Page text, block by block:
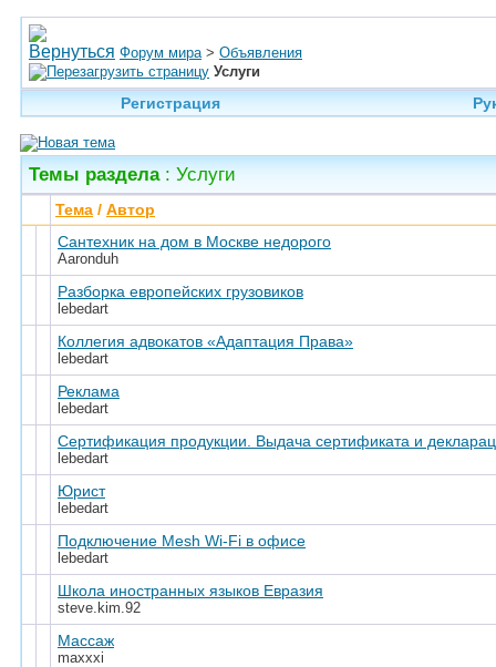
Форум мира > Объявления
Услуги
Регистрация
Темы раздела: Услуги
Тема / Автор
Сантехник на дом в Москве недорого
Aaronduh
Разборка европейских грузовиков
lebedart
Коллегия адвокатов «Адаптация Права»
lebedart
Реклама
lebedart
Сертификация продукции. Выдача сертификата и
lebedart
Юрист
lebedart
Подключение Mesh Wi-Fi в офисе
lebedart
Школа иностранных языков Евразия
steve.kim.92
Массаж
maxxxi